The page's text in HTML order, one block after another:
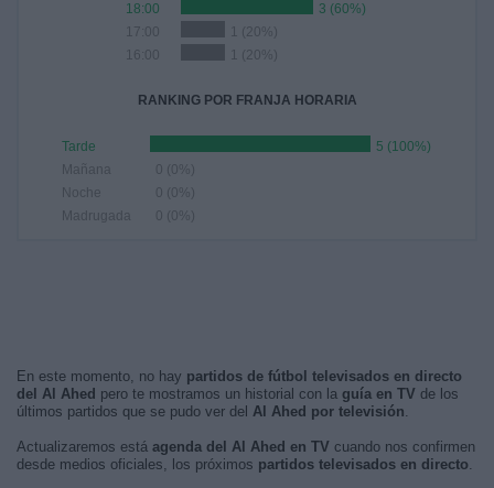
18:00
3 (60%)
17:00
1 (20%)
16:00
1 (20%)
RANKING POR FRANJA HORARIA
Tarde
5 (100%)
Mañana
0 (0%)
Noche
0 (0%)
Madrugada
0 (0%)
En este momento, no hay partidos de fútbol televisados en directo
del Al Ahed pero te mostramos un historial con la guía en TV de los
últimos partidos que se pudo ver del Al Ahed por televisión.
Actualizaremos está agenda del Al Ahed en TV cuando nos confirmen
desde medios oficiales, los próximos partidos televisados en directo.